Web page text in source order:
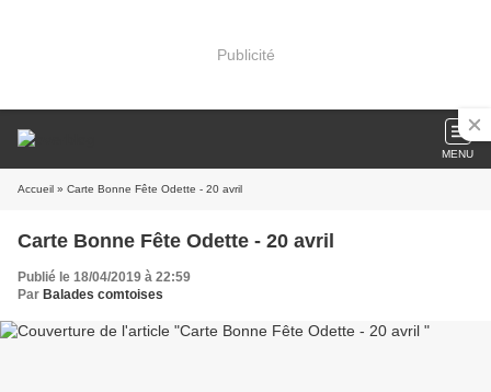
Publicité
MENU
Accueil » Carte Bonne Fête Odette - 20 avril
Carte Bonne Fête Odette - 20 avril
Publié le 18/04/2019 à 22:59
Par Balades comtoises